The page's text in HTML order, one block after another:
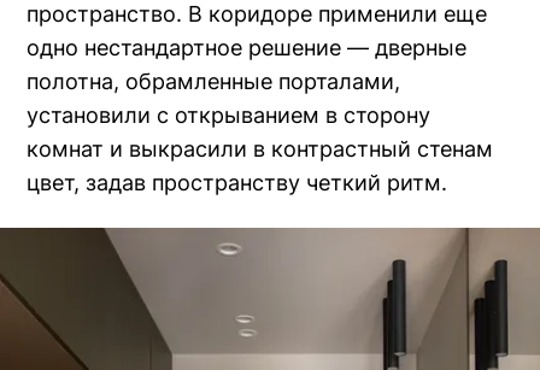
пространство. В коридоре применили еще
одно нестандартное решение — дверные
полотна, обрамленные порталами,
установили с открыванием в сторону
комнат и выкрасили в контрастный стенам
цвет, задав пространству четкий ритм.